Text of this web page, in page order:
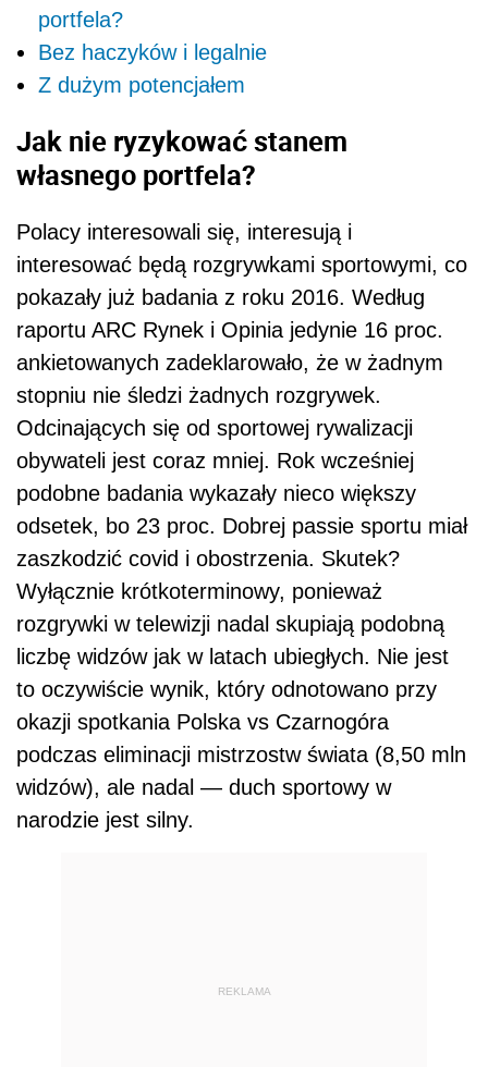
portfela?
Bez haczyków i legalnie
Z dużym potencjałem
Jak nie ryzykować stanem
własnego portfela?
Polacy interesowali się, interesują i
interesować będą rozgrywkami sportowymi, co
pokazały już badania z roku 2016. Według
raportu ARC Rynek i Opinia jedynie 16 proc.
ankietowanych zadeklarowało, że w żadnym
stopniu nie śledzi żadnych rozgrywek.
Odcinających się od sportowej rywalizacji
obywateli jest coraz mniej. Rok wcześniej
podobne badania wykazały nieco większy
odsetek, bo 23 proc. Dobrej passie sportu miał
zaszkodzić covid i obostrzenia. Skutek?
Wyłącznie krótkoterminowy, ponieważ
rozgrywki w telewizji nadal skupiają podobną
liczbę widzów jak w latach ubiegłych. Nie jest
to oczywiście wynik, który odnotowano przy
okazji spotkania Polska vs Czarnogóra
podczas eliminacji mistrzostw świata (8,50 mln
widzów), ale nadal — duch sportowy w
narodzie jest silny.
REKLAMA